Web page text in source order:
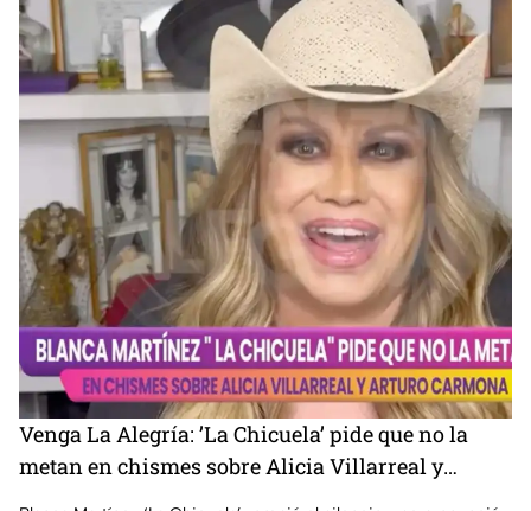
Venga La Alegría: ’La Chicuela’ pide que no la
metan en chismes sobre Alicia Villarreal y